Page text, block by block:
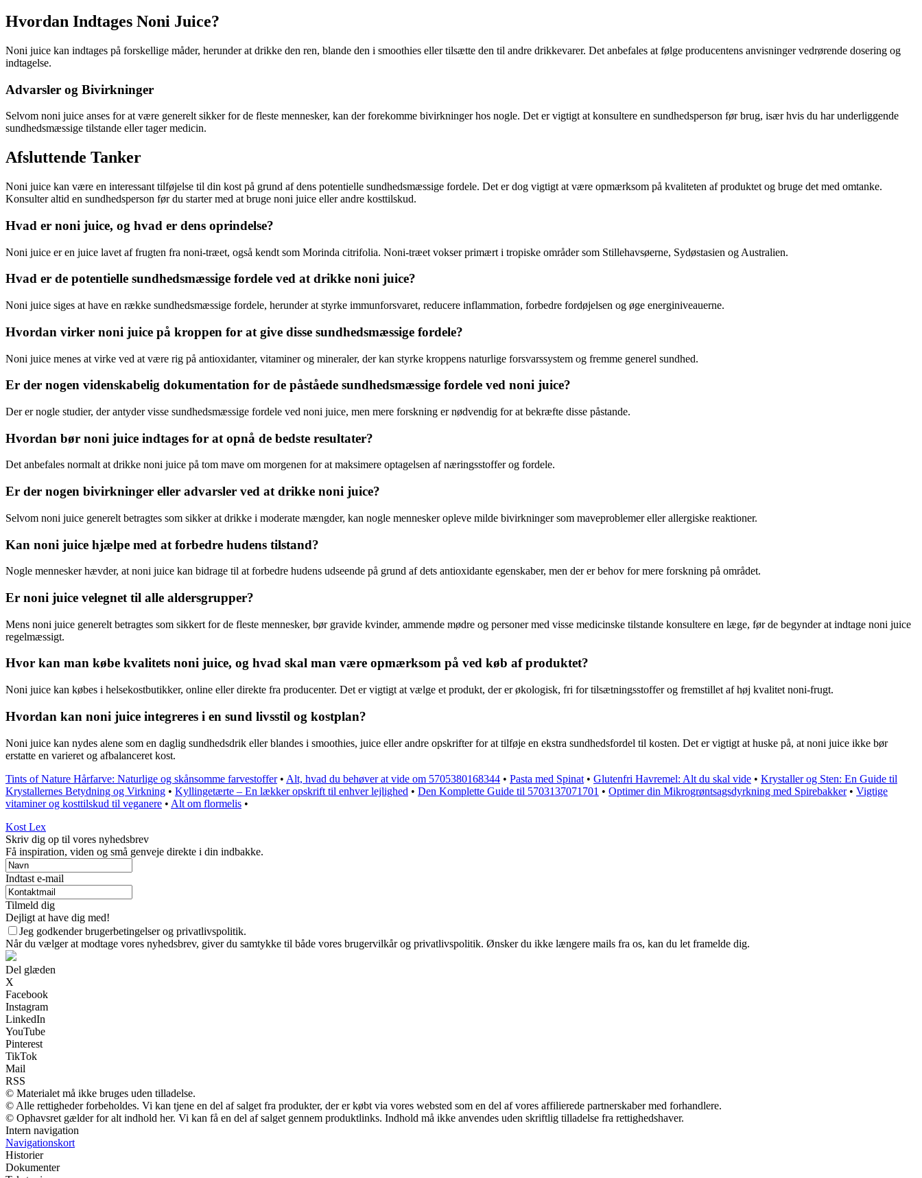
Hvordan Indtages Noni Juice?
Noni juice kan indtages på forskellige måder, herunder at drikke den ren, blande den i smoothies eller tilsætte den til andre drikkevarer. Det anbefales at følge producentens anvisninger vedrørende dosering og
indtagelse.
Advarsler og Bivirkninger
Selvom noni juice anses for at være generelt sikker for de fleste mennesker, kan der forekomme bivirkninger hos nogle. Det er vigtigt at konsultere en sundhedsperson før brug, især hvis du har underliggende
sundhedsmæssige tilstande eller tager medicin.
Afsluttende Tanker
Noni juice kan være en interessant tilføjelse til din kost på grund af dens potentielle sundhedsmæssige fordele. Det er dog vigtigt at være opmærksom på kvaliteten af produktet og bruge det med omtanke.
Konsulter altid en sundhedsperson før du starter med at bruge noni juice eller andre kosttilskud.
Hvad er noni juice, og hvad er dens oprindelse?
Noni juice er en juice lavet af frugten fra noni-træet, også kendt som Morinda citrifolia. Noni-træet vokser primært i tropiske områder som Stillehavsøerne, Sydøstasien og Australien.
Hvad er de potentielle sundhedsmæssige fordele ved at drikke noni juice?
Noni juice siges at have en række sundhedsmæssige fordele, herunder at styrke immunforsvaret, reducere inflammation, forbedre fordøjelsen og øge energiniveauerne.
Hvordan virker noni juice på kroppen for at give disse sundhedsmæssige fordele?
Noni juice menes at virke ved at være rig på antioxidanter, vitaminer og mineraler, der kan styrke kroppens naturlige forsvarssystem og fremme generel sundhed.
Er der nogen videnskabelig dokumentation for de påståede sundhedsmæssige fordele ved noni juice?
Der er nogle studier, der antyder visse sundhedsmæssige fordele ved noni juice, men mere forskning er nødvendig for at bekræfte disse påstande.
Hvordan bør noni juice indtages for at opnå de bedste resultater?
Det anbefales normalt at drikke noni juice på tom mave om morgenen for at maksimere optagelsen af næringsstoffer og fordele.
Er der nogen bivirkninger eller advarsler ved at drikke noni juice?
Selvom noni juice generelt betragtes som sikker at drikke i moderate mængder, kan nogle mennesker opleve milde bivirkninger som maveproblemer eller allergiske reaktioner.
Kan noni juice hjælpe med at forbedre hudens tilstand?
Nogle mennesker hævder, at noni juice kan bidrage til at forbedre hudens udseende på grund af dets antioxidante egenskaber, men der er behov for mere forskning på området.
Er noni juice velegnet til alle aldersgrupper?
Mens noni juice generelt betragtes som sikkert for de fleste mennesker, bør gravide kvinder, ammende mødre og personer med visse medicinske tilstande konsultere en læge, før de begynder at indtage noni juice
regelmæssigt.
Hvor kan man købe kvalitets noni juice, og hvad skal man være opmærksom på ved køb af produktet?
Noni juice kan købes i helsekostbutikker, online eller direkte fra producenter. Det er vigtigt at vælge et produkt, der er økologisk, fri for tilsætningsstoffer og fremstillet af høj kvalitet noni-frugt.
Hvordan kan noni juice integreres i en sund livsstil og kostplan?
Noni juice kan nydes alene som en daglig sundhedsdrik eller blandes i smoothies, juice eller andre opskrifter for at tilføje en ekstra sundhedsfordel til kosten. Det er vigtigt at huske på, at noni juice ikke bør
erstatte en varieret og afbalanceret kost.
Tints of Nature Hårfarve: Naturlige og skånsomme farvestoffer• Alt, hvad du behøver at vide om 5705380168344 • Pasta med Spinat • Glutenfri Havremel: Alt du skal vide • Krystaller og Sten: En Guide til
Krystallernes Betydning og Virkning • Kyllingetærte – En lækker opskrift til enhver lejlighed • Den Komplette Guide til 5703137071701 • Optimer din Mikrogrøntsagsdyrkning med Spirebakker• Vigtige
vitaminer og kosttilskud til veganere • Alt om flormelis •
Kost Lex
Skriv dig op til vores nyhedsbrev
Få inspiration, viden og små genveje direkte i din indbakke.
Indtast e-mail
Tilmeld dig
Dejligt at have dig med!
Jeg godkender brugerbetingelser og privatlivspolitik.
Når du vælger at modtage vores nyhedsbrev, giver du samtykke til både vores brugervilkår og privatlivspolitik. Ønsker du ikke længere mails fra os, kan du let framelde dig.
Del glæden
X
Facebook
Instagram
LinkedIn
YouTube
Pinterest
TikTok
Mail
RSS
© Materialet må ikke bruges uden tilladelse.
© Alle rettigheder forbeholdes. Vi kan tjene en del af salget fra produkter, der er købt via vores websted som en del af vores affilierede partnerskaber med forhandlere.
© Ophavsret gælder for alt indhold her. Vi kan få en del af salget gennem produktlinks. Indhold må ikke anvendes uden skriftlig tilladelse fra rettighedshaver.
Intern navigation
Navigationskort
Historier
Dokumenter